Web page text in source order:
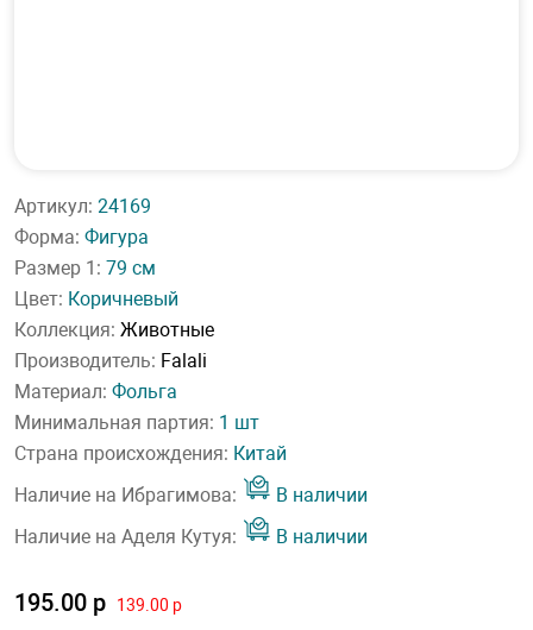
Артикул: 24169
Форма: Фигура
Размер 1: 79 см
Цвет: Коричневый
Коллекция: Животные
Производитель: Falali
Материал: Фольга
Минимальная партия: 1 шт
Страна происхождения: Китай
Наличие на Ибрагимова:
В наличии
Наличие на Аделя Кутуя:
В наличии
195.00 р 139.00 р